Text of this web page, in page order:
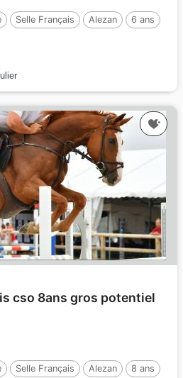
Selle Français Alezan 6 ans
cso 8ans gros potentiel
Selle Français Alezan
8 ans